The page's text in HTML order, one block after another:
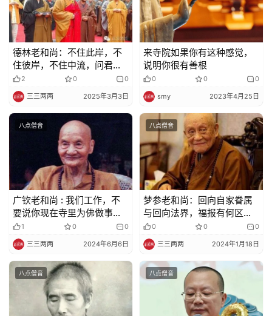
院
巡
礼
视
频
教
艺
术
政
法
德林老和尚：不住此岸，不
住彼岸，不住中流，问君何
处安身
2 0 0
三三两两 2025年3月3日
来寺院如果你有这种感觉，
说明你很有善根
0 0 0
smy 2023年4月25日
八点僧音
广钦老和尚 : 我们工作，不
要说你现在寺里为佛做事，
或为师父做，而是为消自己
的业障做
1 0 0
三三两两 2024年6月6日
八点僧音
梦参老和尚：回向自家眷属
与回向法界，福报有何区
别？
0 0 0
三三两两 2024年1月18日
八点僧音 八点僧音